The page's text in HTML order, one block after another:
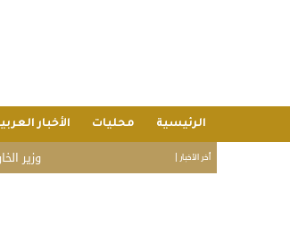
الرئيسية محليات الأخبار
أخر الأخبار | وزير الخارجية